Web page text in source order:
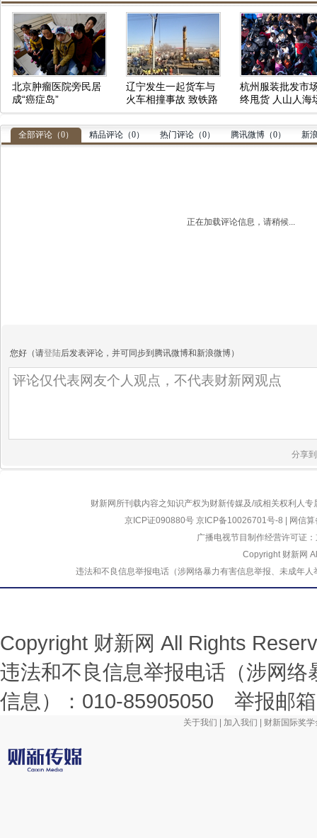
北京肿瘤医院旁民居
成“癌症岛”
辽宁发生一起货车与
火车相撞事故 致铁路
中断
杭州服装批发市
终甩货 人山人海
壮观
全部评论（0） 精品评论（0） 热门评论（0） 腾讯微博（0） 新
正在加载评论信息，请稍候...
您好（请登陆后发表评论，并可同步到腾讯微博和新浪微博）
分享
财新网所刊载内容之知识产权为财新传媒及/或相关权利人
京ICP证090880号 京ICP备10026701号-8
网信
广播电视节目制作经营许可证
Copyright 财新网
违法和不良信息举报电话（涉网络暴力有害信息举报、未成
Copyright 财新网 All Rights
违法和不良信息举报电话（涉网
信息）：010-85905050 举报邮
关于我们 加入我们 财新国际奖学